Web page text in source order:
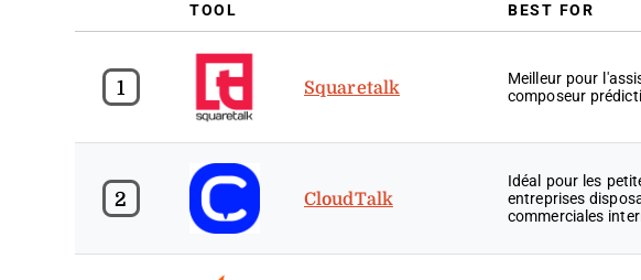
TOOL BEST FOR
1 Squaretalk
Meilleur pour
composeur
2 CloudTalk
Idéal pour les
entreprises
commerciales